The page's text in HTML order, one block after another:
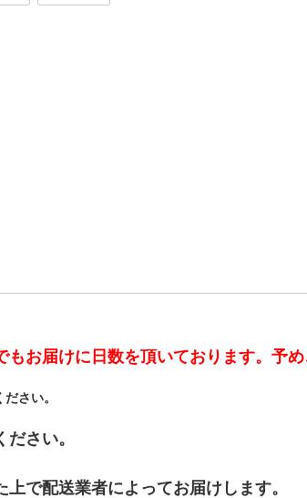
お届けに日数を頂いております。予め
さい。
さい。
で配送業者によってお届けします。